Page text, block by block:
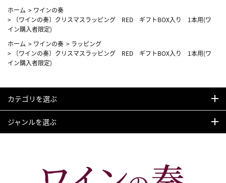
ホーム > ワインの奏
>
〔ワインの奏〕クリスマスラッピング RED ギフトBOX入り 1本用(ワ
イン購入者限定)
ホーム > ワインの奏 > ラッピング
>
〔ワインの奏〕クリスマスラッピング RED ギフトBOX入り 1本用(ワ
イン購入者限定)
カテゴリを選ぶ
ジャンルを選ぶ